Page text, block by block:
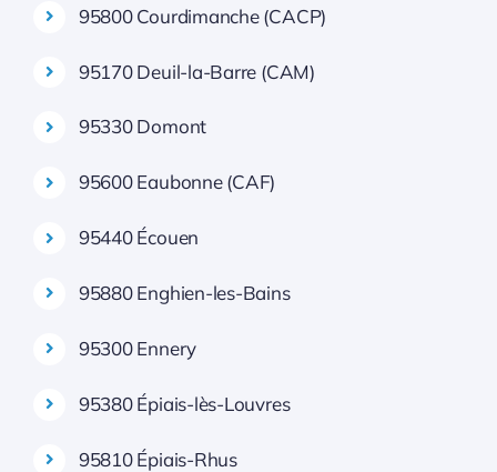
95800 Courdimanche (CACP)
95170 Deuil-la-Barre (CAM)
95330 Domont
95600 Eaubonne (CAF)
95440 Écouen
95880 Enghien-les-Bains
95300 Ennery
95380 Épiais-lès-Louvres
95810 Épiais-Rhus